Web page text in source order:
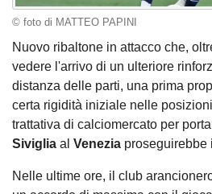
© foto di MATTEO PAPINI
Nuovo ribaltone in attacco che,
vedere l'arrivo di un ulteriore
distanza delle parti, una prima
certa rigidità iniziale nelle
trattativa di calciomercato per
Siviglia al Venezia proseguirebbe
Nelle ultime ore, il club